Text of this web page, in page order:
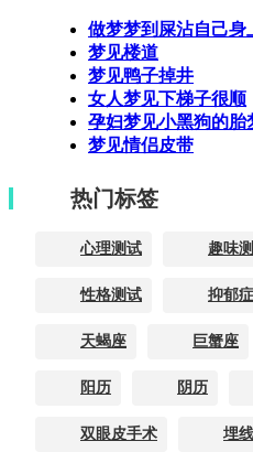
做梦梦到屎沾自己身
梦见楼道
梦见鸭子掉井
女人梦见下梯子很顺
孕妇梦见小黑狗的胎
梦见情侣皮带
热门标签
心理测试 趣味
性格测试 抑郁
天蝎座 巨蟹座
阳历 阴历
双眼皮手术 埋